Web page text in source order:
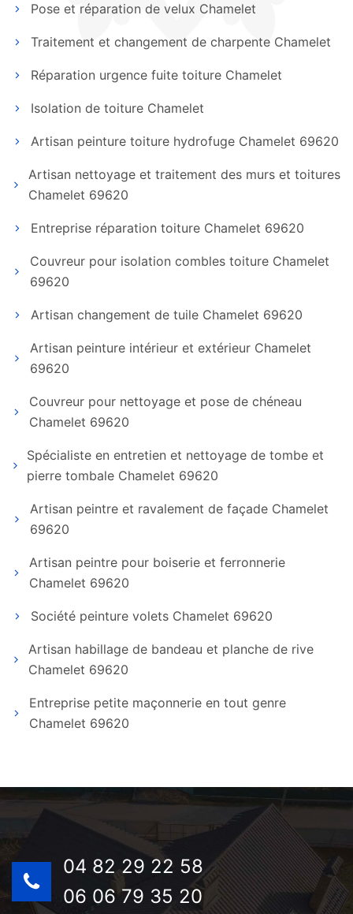
Pose et réparation de velux Chamelet
Traitement et changement de charpente Chamelet
Réparation urgence fuite toiture Chamelet
Isolation de toiture Chamelet
Artisan peinture toiture hydrofuge Chamelet 69620
Artisan nettoyage et traitement des murs et toitures
Chamelet 69620
Entreprise réparation toiture Chamelet 69620
Couvreur pour isolation combles toiture Chamelet
69620
Artisan changement de tuile Chamelet 69620
Artisan peinture intérieur et extérieur Chamelet
69620
Couvreur pour nettoyage et pose de chéneau
Chamelet 69620
Spécialiste en entretien et nettoyage de tombe et
pierre tombale Chamelet 69620
Artisan peintre et ravalement de façade Chamelet
69620
Artisan peintre pour boiserie et ferronnerie
Chamelet 69620
Société peinture volets Chamelet 69620
Artisan habillage de bandeau et planche de rive
Chamelet 69620
Entreprise petite maçonnerie en tout genre
Chamelet 69620
04 82 29 22 58
06 06 79 35 20